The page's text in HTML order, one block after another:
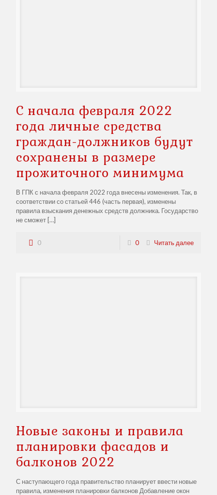
С начала февраля 2022
года личные средства
граждан-должников будут
сохранены в размере
прожиточного минимума
В ГПК с начала февраля 2022 года внесены изменения. Так, в
соответствии со статьей 446 (часть первая), изменены
правила взыскания денежных средств должника. Государство
не сможет […]
0 0 Читать далее
Новые законы и правила
планировки фасадов и
балконов 2022
С наступающего года правительство планирует ввести новые
правила, изменения планировки балконов Добавление окон